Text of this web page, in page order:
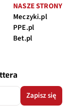
NASZE STRONY
Meczyki.pl
PPE.pl
Bet.pl
Zapisz się